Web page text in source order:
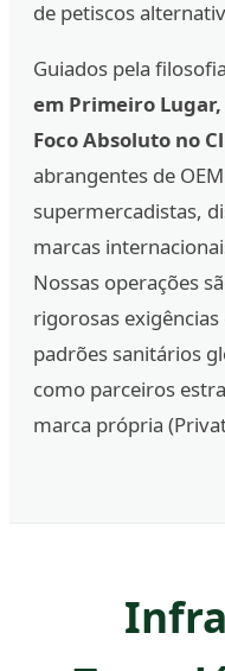
de petiscos
Guiados pela
em Primeiro
Foco Absoluto no
abrangentes de
supermercadistas,
marcas
Nossas operações
rigorosas
padrões sanitários
como parceiros
marca própria